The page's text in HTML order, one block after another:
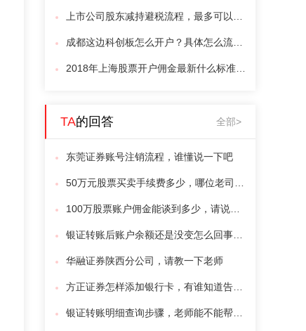
TA的回答 全部>
东莞证券账号注销流程，谁懂说一下吧
华融证券陕西分公司，请教一下老师